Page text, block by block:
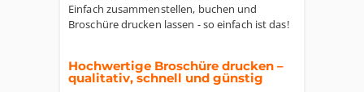
Einfach zusammenstellen, buchen und
Broschüre drucken lassen - so einfach ist das!
Hochwertige Broschüre drucken –
qualitativ, schnell und günstig